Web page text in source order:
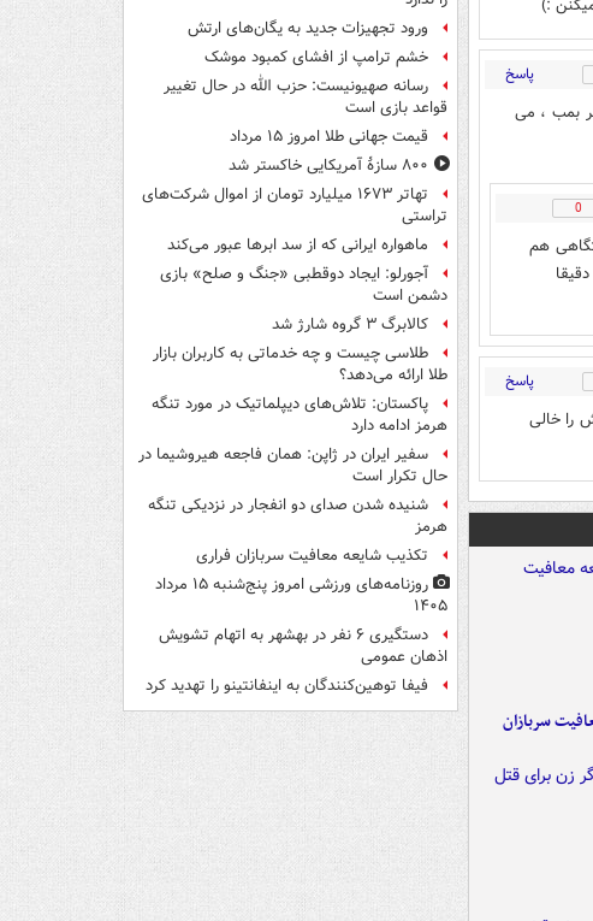
:)
پاسخ
بمب ، می
0
هم
پاسخ
را خالی
سربازان
ورود تجهیزات جدید به یگان‌های ارتش
خشم ترامپ از افشای کمبود موشک
رسانه صهیونیست: حزب الله در حال تغییر
قواعد بازی است
قیمت جهانی طلا امروز ۱۵ مرداد
۸۰۰ سازۀ آمریکایی خاکستر شد
تهاتر ۱۶۷۳ میلیارد تومان از اموال شرکت‌های
تراستی
ماهواره ایرانی که از سد ابرها عبور می‌کند
آجورلو: ایجاد دوقطبی «جنگ و صلح‌» بازی
دشمن است
کالابرگ ۳ گروه شارژ شد
طلاسی چیست و چه خدماتی به کاربران بازار
طلا ارائه می‌دهد؟
پاکستان: تلاش‌های دیپلماتیک در مورد تنگه
هرمز ادامه دارد
سفیر ایران در ژاپن: همان فاجعه هیروشیما در
حال تکرار است
شنیده شدن صدای دو انفجار در نزدیکی تنگه
هرمز
تکذیب شایعه معافیت سربازان فراری
روزنامه‌های ورزشی امروز پنج‌شنبه ۱۵ مرداد
۱۴۰۵
دستگیری ۶ نفر در بهشهر به اتهام تشویش
اذهان عمومی
فیفا توهین‌کنندگان به اینفانتینو را تهدید کرد